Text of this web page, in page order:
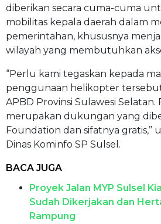
diberikan secara cuma-cuma
mobilitas kepala daerah dalam
pemerintahan, khususnya
wilayah yang membutuhkan
“Perlu kami tegaskan kepada
penggunaan helikopter
APBD Provinsi Sulawesi Selatan.
merupakan dukungan yang
Foundation dan sifatnya gratis,”
Dinas Kominfo SP Sulsel.
BACA JUGA
Proyek Jalan MYP Sulsel
Sudah Dikerjakan dan
Rampung